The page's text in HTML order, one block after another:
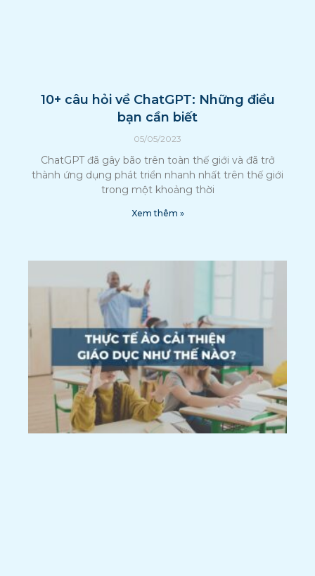
10+ câu hỏi về ChatGPT: Những điều
bạn cần biết
05/05/2023
ChatGPT đã gây bão trên toàn thế giới và đã trở
thành ứng dụng phát triển nhanh nhất trên thế giới
trong một khoảng thời
Xem thêm »